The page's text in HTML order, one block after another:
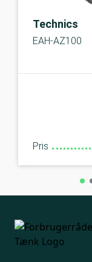
Technics
EAH-AZ100
Pris